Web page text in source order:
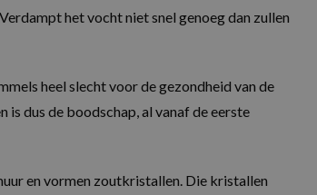
het vocht niet snel genoeg dan zullen
heel slecht voor de gezondheid van de
dus de boodschap, al vanaf de eerste
en vormen zoutkristallen. Die kristallen